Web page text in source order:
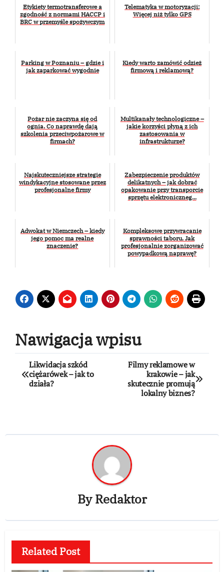
Etykiety termotransferowe a
zgodność z normami HACCP i
BRC w przemyśle spożywczym
Telematyka w motoryzacji:
Więcej niż tylko GPS
Parking w Poznaniu – gdzie i
jak zaparkować wygodnie
Kiedy warto zamówić odzież
firmową i reklamową?
Pożar nie zaczyna się od
ognia. Co naprawdę dają
szkolenia przeciwpożarowe w
firmach?
Multikanały technologiczne –
jakie korzyści płyną z ich
zastosowania w
infrastrukturze?
Najskuteczniejsze strategie
windykacyjne stosowane przez
profesjonalne firmy
Zabezpieczenie produktów
delikatnych – jak dobrać
opakowanie przy transporcie
sprzętu elektroniczneg...
Adwokat w Niemczech – kiedy
jego pomoc ma realne
znaczenie?
Kompleksowe przywracanie
sprawności taboru. Jak
profesjonalnie zorganizować
powypadkową naprawę?
Nawigacja wpisu
Likwidacja szkód
ciężarówek – jak to
działa?
Filmy reklamowe w
krakowie – jak
skutecznie promują
lokalny biznes?
ByRedaktor
Related Post